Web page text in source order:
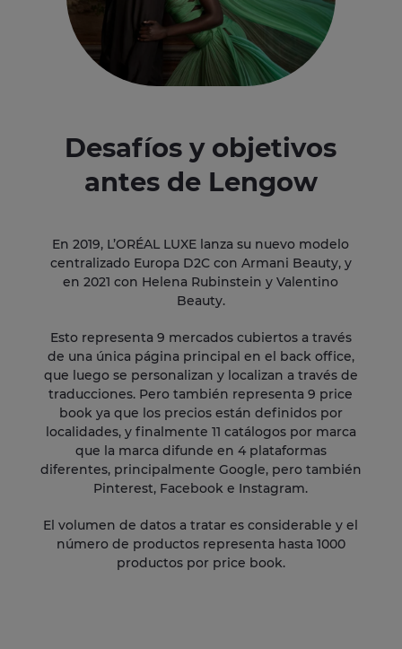
Desafíos y objetivos
antes de Lengow
En 2019, L’ORÉAL LUXE lanza su nuevo modelo
centralizado Europa D2C con Armani Beauty, y
en 2021 con Helena Rubinstein y Valentino
Beauty.
Esto representa 9 mercados cubiertos a través
de una única página principal en el back office,
que luego se personalizan y localizan a través de
traducciones. Pero también representa 9 price
book ya que los precios están definidos por
localidades, y finalmente 11 catálogos por marca
que la marca difunde en 4 plataformas
diferentes, principalmente Google, pero también
Pinterest, Facebook e Instagram.
El volumen de datos a tratar es considerable y el
número de productos representa hasta 1000
productos por price book.